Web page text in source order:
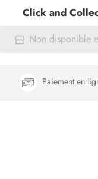
Click and
Non disponible
Paiement en